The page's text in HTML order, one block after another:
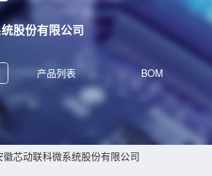
股份有限公司
产品列表 BOM
徽芯动联科微系统股份有限公司